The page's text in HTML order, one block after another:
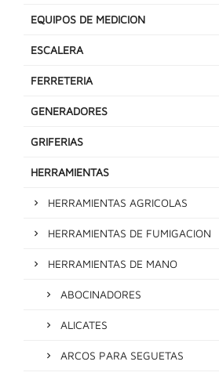
EQUIPOS DE MEDICION
ESCALERA
FERRETERIA
GENERADORES
GRIFERIAS
HERRAMIENTAS
HERRAMIENTAS AGRICOLAS
HERRAMIENTAS DE FUMIGACION
HERRAMIENTAS DE MANO
ABOCINADORES
ALICATES
ARCOS PARA SEGUETAS